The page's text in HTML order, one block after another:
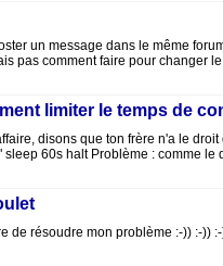
un message dans le même
pas comment faire pour changer
limiter le temps de
disons que ton frère n'a le
sleep 60s halt Problème : comme
de résoudre mon problème :-)) :-))